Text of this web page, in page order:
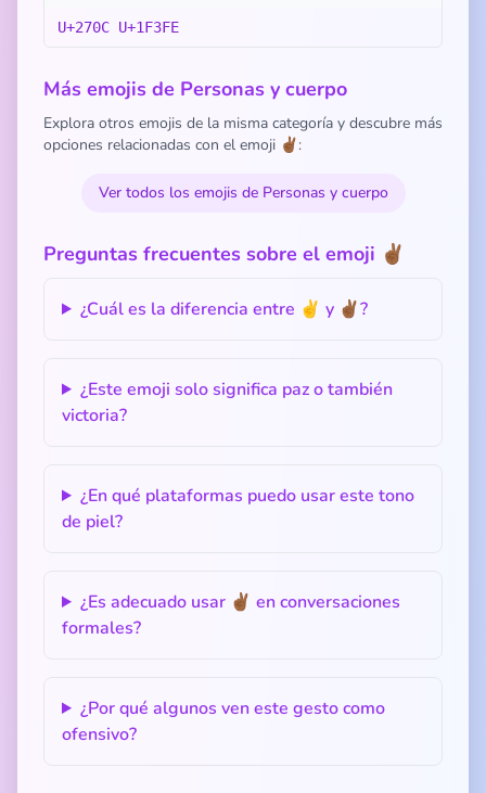
U+270C U+1F3FE
Más emojis de Personas y cuerpo
Explora otros emojis de la misma categoría y descubre más
opciones relacionadas con el emoji ✌🏾:
Ver todos los emojis de Personas y cuerpo
Preguntas frecuentes sobre el emoji ✌🏾
¿Cuál es la diferencia entre ✌️ y ✌🏾?
¿Este emoji solo significa paz o también
victoria?
¿En qué plataformas puedo usar este tono
de piel?
¿Es adecuado usar ✌🏾 en conversaciones
formales?
¿Por qué algunos ven este gesto como
ofensivo?